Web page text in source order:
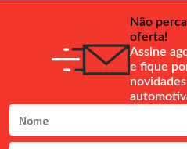
Não
oferta!
Assine
e fique